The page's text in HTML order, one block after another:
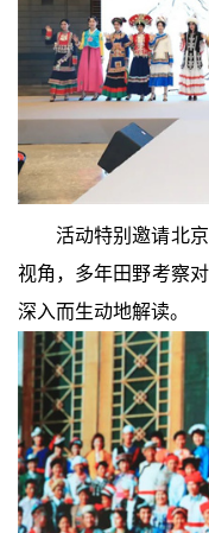
活动特别邀请北
视角，多年田野考察
深入而生动地解读。